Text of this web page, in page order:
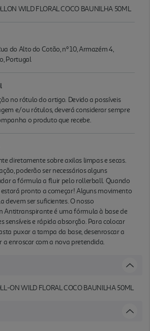
WILD FLORAL COCO BAUNILHA 50ML
do Alto do Cotão, nº 10, Armazém 4,
Portugal
no rótulo do artigo. Devido a possíveis
e/ou rótulos, deverá considerar sempre
o produto que recebe.
diretamente sobre axilas limpas e secas.
poderão ser necessários alguns
a fórmula a fluir pelo rollerball. Quando
pronto a começar! Alguns movimento
devem ser suficientes. O nosso
Antitranspirante é uma fórmula à base de
sensíveis e rápida absorção. Para colocar
puxar a tampa da base, desenroscar a
a enroscar com a nova pretendida.
ON WILD FLORAL COCO BAUNILHA 50ML